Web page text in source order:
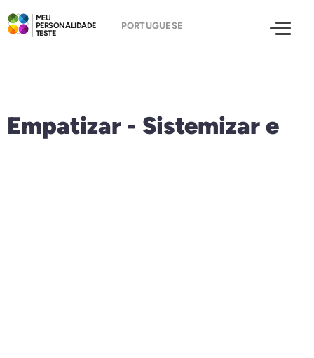
MEU
PERSONALIDADE
TESTE
Empatizar - Sistemizar e